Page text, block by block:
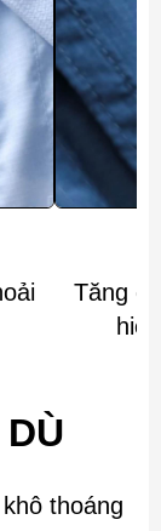
Tăng
thoáng